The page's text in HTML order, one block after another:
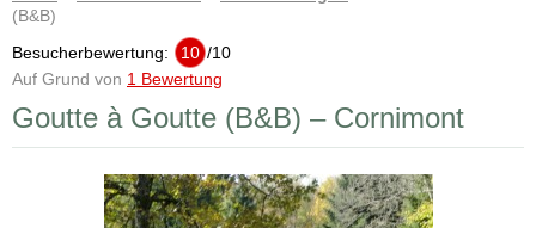
(B&B)
Besucherbewertung:
10 /10
Auf Grund von 1 Bewertung
Goutte à Goutte (B&B) – Cornimont